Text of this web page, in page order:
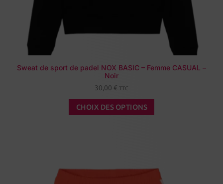
Sweat de sport de padel NOX BASIC – Femme CASUAL –
Noir
30,00 € TTC
CHOIX DES OPTIONS